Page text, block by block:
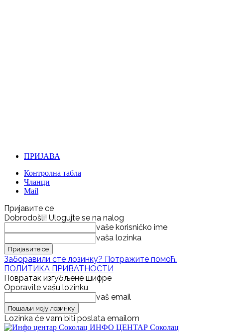
ПРИЈАВА
Контролна табла
Чланци
Mail
Пријавите се
Dobrodošli! Ulogujte se na nalog
vaše korisničko ime
vaša lozinka
Заборавили сте лозинку? Потражите помоћ.
ПОЛИТИКА ПРИВАТНОСТИ
Повратак изгубљене шифре
Oporavite vašu lozinku
vaš email
Lozinka će vam biti poslata emailom
ИНФО ЦЕНТАР Соколац